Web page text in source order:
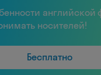
английской
носителей!
Бесплатно